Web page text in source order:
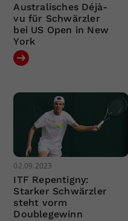
Australisches Déjà-
vu für Schwärzler
bei US Open in New
York
02.09.2023
ITF Repentigny:
Starker Schwärzler
steht vorm
Doublegewinn